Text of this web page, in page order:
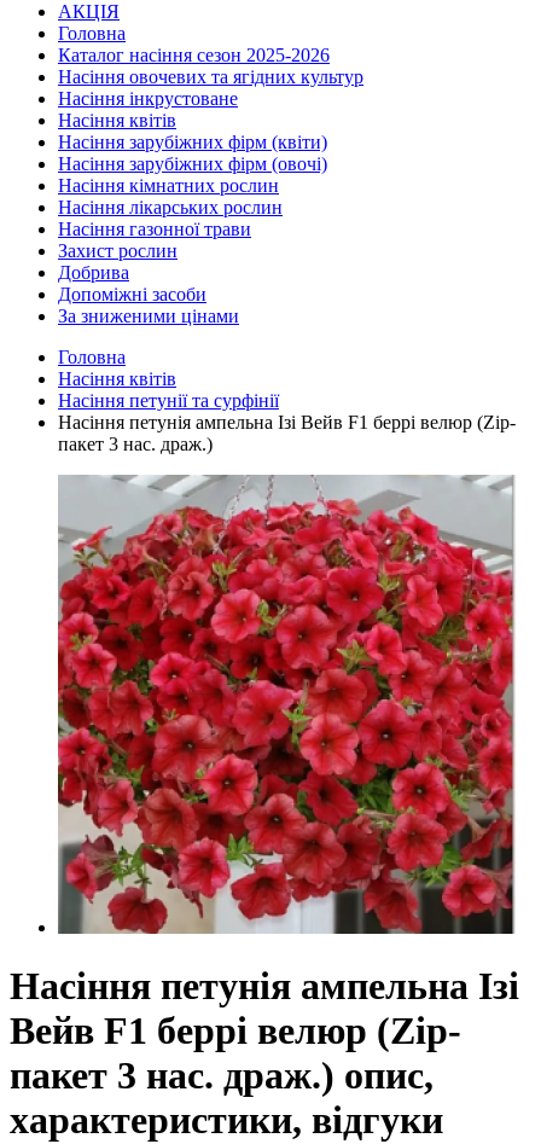
АКЦІЯ
Головна
Каталог насіння сезон 2025-2026
Насіння овочевих та ягідних культур
Насіння інкрустоване
Насіння квітів
Насіння зарубіжних фірм (квіти)
Насіння зарубіжних фірм (овочі)
Насіння кімнатних рослин
Насіння лікарських рослин
Насіння газонної трави
Захист рослин
Добрива
Допоміжні засоби
За зниженими цінами
Головна
Насіння квітів
Насіння петунії та сурфінії
Насіння петунія ампельна Ізі Вейв F1 беррі велюр (Zip-
пакет 3 нас. драж.)
Насіння петунія ампельна Ізі
Вейв F1 беррі велюр (Zip-
пакет 3 нас. драж.) опис,
характеристики, відгуки